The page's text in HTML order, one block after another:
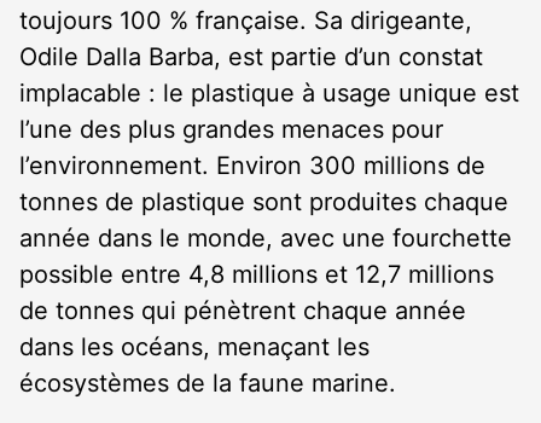
toujours 100 % française. Sa dirigeante,
Odile Dalla Barba, est partie d’un constat
implacable : le plastique à usage unique est
l’une des plus grandes menaces pour
l’environnement. Environ 300 millions de
tonnes de plastique sont produites chaque
année dans le monde, avec une fourchette
possible entre 4,8 millions et 12,7 millions
de tonnes qui pénètrent chaque année
dans les océans, menaçant les
écosystèmes de la faune marine.